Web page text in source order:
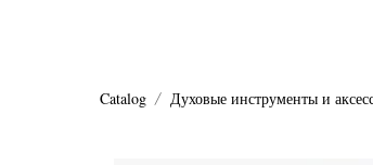
Catalog Духовые инструменты и